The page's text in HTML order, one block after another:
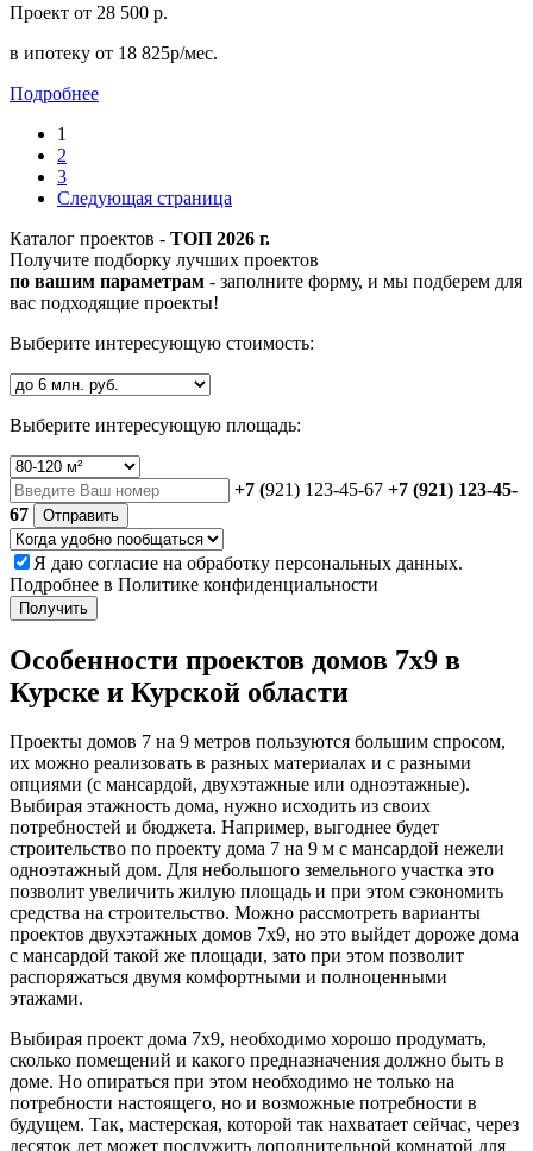
Проект от 28 500 р.
в ипотеку от 18 825р/мес.
Подробнее
1
2
3
Следующая страница
Каталог проектов - ТОП 2026 г.
Получите подборку лучших проектов
по вашим параметрам - заполните форму, и мы подберем для
вас подходящие проекты!
Выберите интересующую стоимость:
Выберите интересующую площадь:
+7 (921) 123-45-67 +7 (921) 123-45-
67
Отправить
Я даю согласие на обработку персональных данных.
Подробнее в Политике конфиденциальности
Получить
Особенности проектов домов 7х9 в
Курске и Курской области
Проекты домов 7 на 9 метров пользуются большим спросом,
их можно реализовать в разных материалах и с разными
опциями (с мансардой, двухэтажные или одноэтажные).
Выбирая этажность дома, нужно исходить из своих
потребностей и бюджета. Например, выгоднее будет
строительство по проекту дома 7 на 9 м с мансардой нежели
одноэтажный дом. Для небольшого земельного участка это
позволит увеличить жилую площадь и при этом сэкономить
средства на строительство. Можно рассмотреть варианты
проектов двухэтажных домов 7х9, но это выйдет дороже дома
с мансардой такой же площади, зато при этом позволит
распоряжаться двумя комфортными и полноценными
этажами.
Выбирая проект дома 7х9, необходимо хорошо продумать,
сколько помещений и какого предназначения должно быть в
доме. Но опираться при этом необходимо не только на
потребности настоящего, но и возможные потребности в
будущем. Так, мастерская, которой так нахватает сейчас, через
десяток лет может послужить дополнительной комнатой для